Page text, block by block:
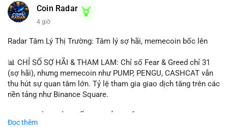
Coin Radar
4 giờ
Radar Tâm Lý Thị Trường: Tâm lý sợ hãi, memecoin bốc lên
📊 CHỈ SỐ SỢ HÃI & THAM LAM: Chỉ số Fear & Greed chỉ 31
(sợ hãi), nhưng memecoin như PUMP, PENGU, CASHCAT vẫn
thu hút sự quan tâm lớn. Tỷ lệ tham gia giao dịch tăng trên các
nền tảng như Binance Square.
CASHCAT, SUI, TAO xuất hiện nhiều trong tìm kiếm Việt Nam
Đọc thêm